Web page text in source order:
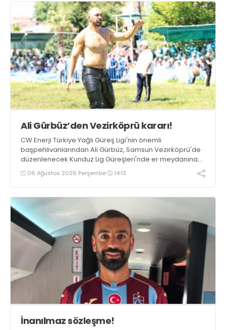
Ali Gürbüz’den Vezirköprü kararı!
CW Enerji Türkiye Yağlı Güreş Ligi'nin önemli
başpehlivanlarından Ali Gürbüz, Samsun Vezirköprü'de
düzenlenecek Kunduz Lig Güreşleri'nde er meydanına
çıkmayacak.
06 Ağustos 2026 Perşembe 14:13
İnanılmaz sözleşme!